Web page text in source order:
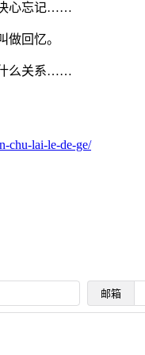
决心忘记……
回忆。
什么关系……
chu-lai-le-de-ge/
邮箱